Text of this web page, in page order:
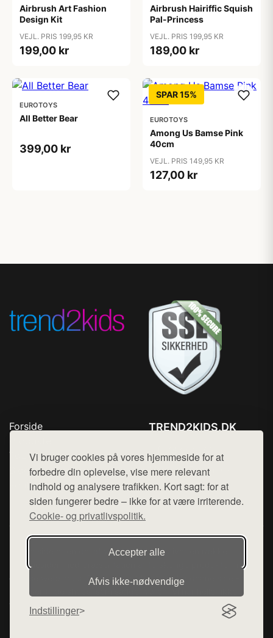
Vi bruger cookies på vores hjemmeside for at
forbedre din oplevelse, vise mere relevant
indhold og analysere trafikken. Kort sagt: for at
siden fungerer bedre – ikke for at være irriterende.
Cookie- og privatlivspolitik.
Accepter alle
Afvis ikke‑nødvendige
Indstillinger
Airbrush Art Fashion
Design Kit
VEJL. PRIS 199,95 KR
199,00 kr
Airbrush Hairiffic Squish
Pal-Princess
VEJL. PRIS 199,95 KR
189,00 kr
EUROTOYS
All Better Bear
399,00 kr
SPAR 15%
EUROTOYS
Among Us Bamse Pink
40cm
VEJL. PRIS 149,95 KR
127,00 kr
Forside
Top Rabatter
Blog
Kontakt
TREND2KIDS.DK
Mail: hej@want.dk
Cookie- og privatlivspolitik
Denne side er en del af want.dk, der udgiver en række
hjemmesider med præsentation af forskellige produkter fra
diverse webshops. Der sælges ikke varer fra denne side - vi
henviser til de shops, som sælger varen. Vi har heller ikke
varerne på lager.